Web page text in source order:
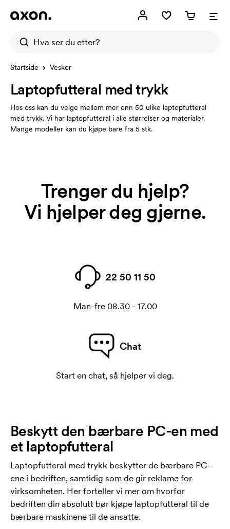
Startside Vesker
Laptopfutteral med trykk
Hos oss kan du velge mellom mer enn 50 ulike laptopfutteral
med trykk. Vi har laptopfutteral i alle størrelser og materialer.
Mange modeller kan du kjøpe bare fra 5 stk.
Trenger du hjelp?
Vi hjelper deg gjerne.
22 50 11 50
Man-fre 08.30 - 17.00
Chat
Start en chat, så hjelper vi deg.
Beskytt den bærbare PC-en med
et laptopfutteral
Laptopfutteral med trykk beskytter de bærbare PC-
ene i bedriften, samtidig som de gir reklame for
virksomheten. Her forteller vi mer om hvorfor
bedriften din absolutt bør kjøpe laptopfutteral til de
bærbare maskinene til de ansatte.